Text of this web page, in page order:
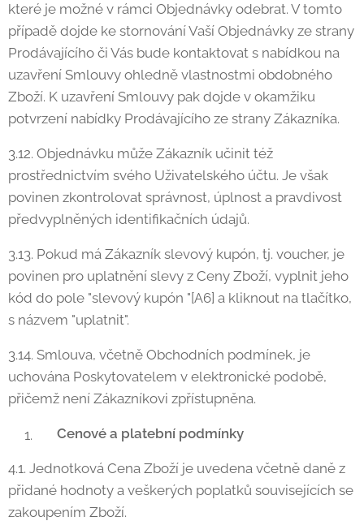
které je možné v rámci Objednávky odebrat. V tomto
případě dojde ke stornování Vaší Objednávky ze strany
Prodávajícího či Vás bude kontaktovat s nabídkou na
uzavření Smlouvy ohledně vlastnostmi obdobného
Zboží. K uzavření Smlouvy pak dojde v okamžiku
potvrzení nabídky Prodávajícího ze strany Zákazníka.
3.12. Objednávku může Zákazník učinit též
prostřednictvím svého Uživatelského účtu. Je však
povinen zkontrolovat správnost, úplnost a pravdivost
předvyplněných identifikačních údajů.
3.13. Pokud má Zákazník slevový kupón, tj. voucher, je
povinen pro uplatnění slevy z Ceny Zboží, vyplnit jeho
kód do pole "slevový kupón "[A6] a kliknout na tlačítko,
s názvem "uplatnit".
3.14. Smlouva, včetně Obchodních podmínek, je
uchována Poskytovatelem v elektronické podobě,
přičemž není Zákazníkovi zpřístupněna.
Cenové a platební podmínky
4.1. Jednotková Cena Zboží je uvedena včetně daně z
přidané hodnoty a veškerých poplatků souvisejících se
zakoupením Zboží.